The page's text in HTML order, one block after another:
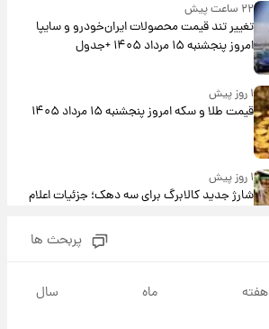
۲۲ ساعت پیش
تغییر تند قیمت محصولات ایران‌خودرو و سایپا
امروز پنجشنبه ۱۵ مرداد ۱۴۰۵ +جدول
۱ روز پیش
قیمت طلا و سکه امروز پنجشنبه ۱۵ مرداد ۱۴۰۵
۱ روز پیش
شارژ جدید کالابرگ برای سه دهک؛ جزئیات اعلام
شاهین، کوییک، اطلس، سهند و ساینا با اقساط
پربحث ها
هفته ماه سال